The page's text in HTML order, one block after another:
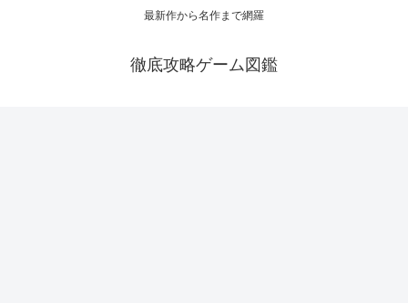
最新作から名作まで網羅
徹底攻略ゲーム図鑑